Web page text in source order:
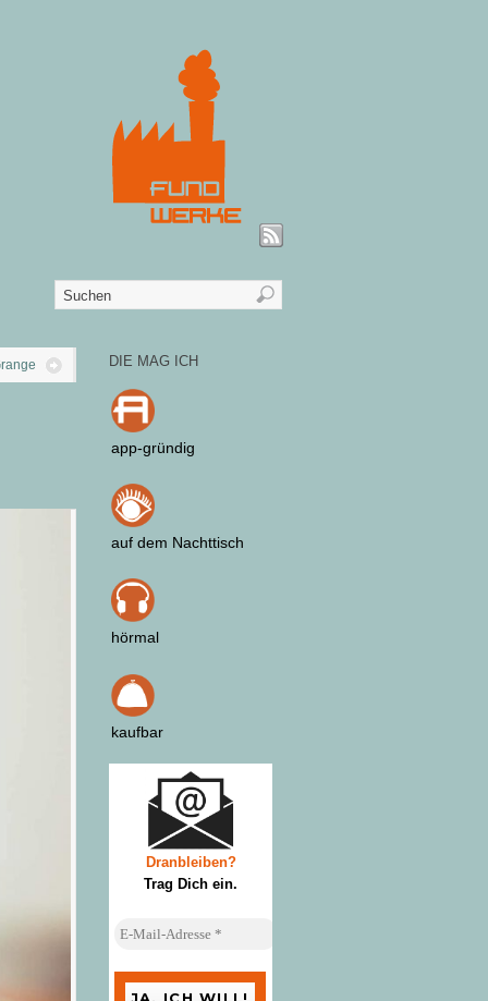
DIE MAG ICH
app-gründig
auf dem Nachttisch
hörmal
kaufbar
Dranbleiben?
Trag Dich ein.